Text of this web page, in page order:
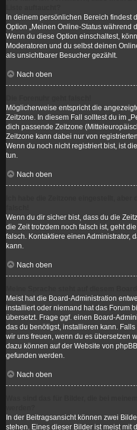
In deinem persönlichen Bereich findest
Option „Meinen Online-Status während
Wenn du diese Option einschaltest,
Moderatoren und du selbst deinen
als unsichtbarer Besucher gezählt.
Nach oben
Möglicherweise entspricht die
Zeitzone. In diesem Fall solltest du im
dich passende Zeitzone
Zeitzone kann dabei nur von
Wenn du noch nicht registriert bist, ist
tun.
Nach oben
Wenn du dir sicher bist, dass du die
die Zeit trotzdem noch falsch ist, geht
falsch. Kontaktiere einen Administrator,
kann.
Nach oben
Meist hat die Board-Administration
installiert oder niemand hat das Forum
übersetzt. Frage ggf. einen Board-
das du benötigst, installieren kann.
wir uns freuen, wenn du es übersetzen
dazu können auf der Website von
gefunden werden.
Nach oben
In der Beitragsansicht können zwei
stehen. Eines dieser Bilder ist meist mit